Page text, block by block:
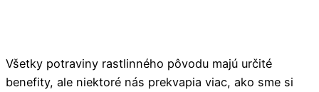
Všetky potraviny rastlinného pôvodu majú určité
benefity, ale niektoré nás prekvapia viac, ako sme si